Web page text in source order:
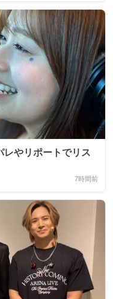
レやリポートでリス
7時間前